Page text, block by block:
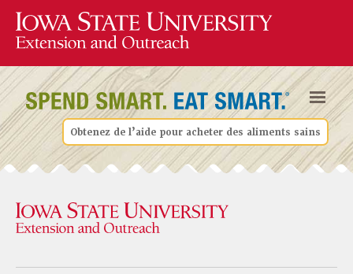
Obtenez de l’aide pour acheter des aliments sains